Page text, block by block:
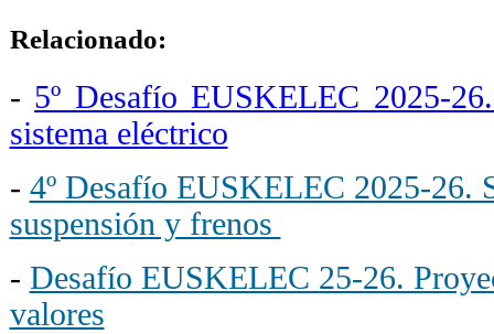
Relacionado:
- 5º Desafío EUSKELEC 2025-
sistema eléctrico
- 4º Desafío EUSKELEC 2025-26.
suspensión y frenos
- Desafío EUSKELEC 25-26.
valores